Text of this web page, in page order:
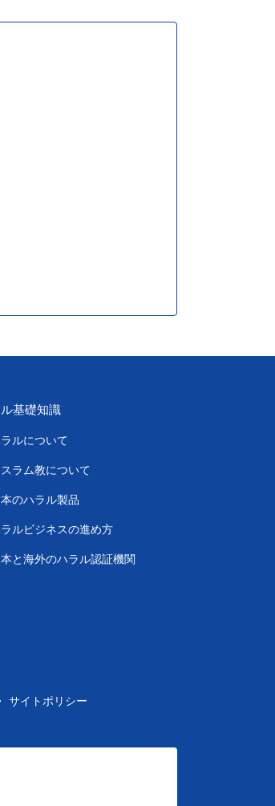
基礎知識
ルについて
ラム教について
本のハラル製品
ルビジネスの進め方
本と海外のハラル認証機関
サイトポリシー